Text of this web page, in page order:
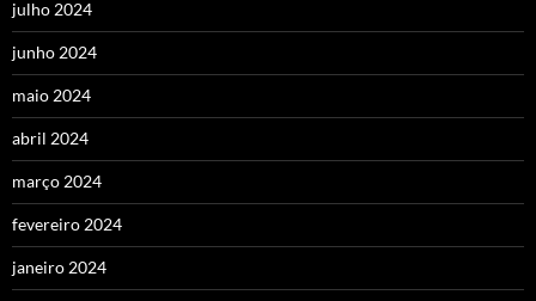
julho 2024
junho 2024
maio 2024
abril 2024
março 2024
fevereiro 2024
janeiro 2024